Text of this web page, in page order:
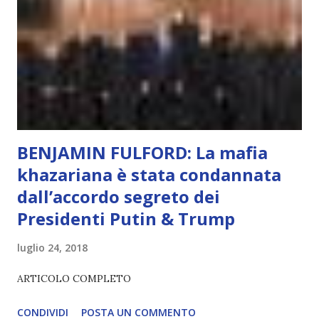
non può essere Coscienza. Può copiare, ma non può vivere
l’esperienza. Come diventerà ovvio Man mano che l’IA
diventerà sempre più avanzata (soprattutto tra il 2027 e il
2035), emergeranno situazioni che renderanno la differenza
lampante: L’IA sarà in gr...
BENJAMIN FULFORD: La mafia
khazariana è stata condannata
dall’accordo segreto dei
Presidenti Putin & Trump
luglio 24, 2018
ARTICOLO COMPLETO
CONDIVIDI
POSTA UN COMMENTO